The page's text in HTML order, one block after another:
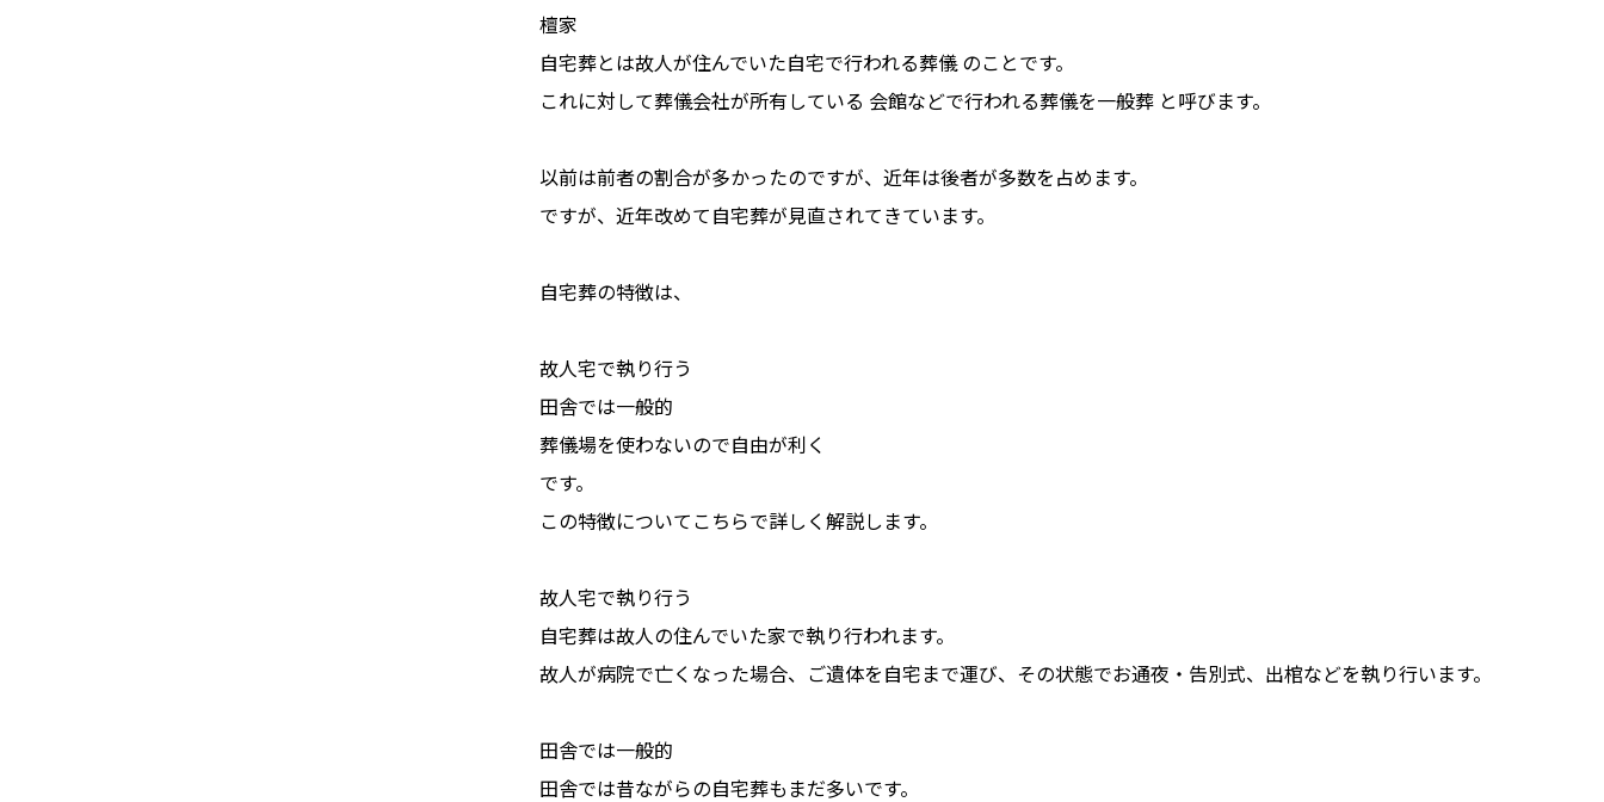
檀家
自宅葬とは故人が住んでいた自宅で行われる葬儀 のことです。
これに対して葬儀会社が所有している 会館などで行われる葬儀を一般葬 と呼びます。
以前は前者の割合が多かったのですが、近年は後者が多数を占めます。
ですが、近年改めて自宅葬が見直されてきています。
自宅葬の特徴は、
故人宅で執り行う
田舎では一般的
葬儀場を使わないので自由が利く
です。
この特徴についてこちらで詳しく解説します。
故人宅で執り行う
自宅葬は故人の住んでいた家で執り行われます。
故人が病院で亡くなった場合、ご遺体を自宅まで運び、その状態でお通夜・告別式、出棺などを執り行います。
田舎では一般的
田舎では昔ながらの自宅葬もまだ多いです。